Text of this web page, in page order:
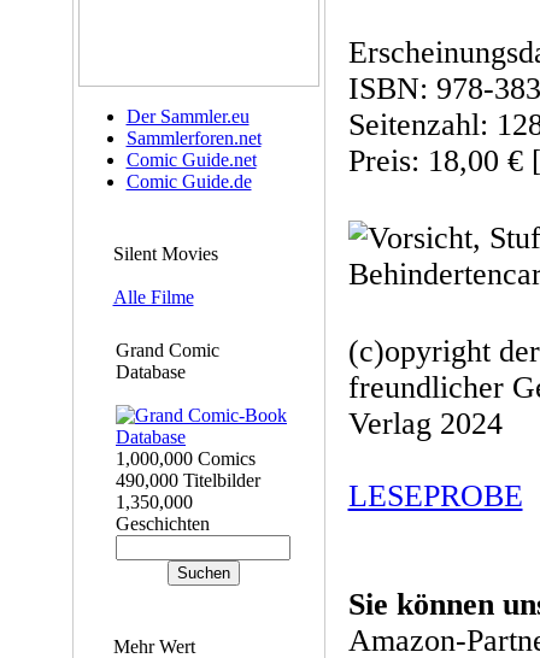
Der Sammler.eu
Sammlerforen.net
Comic Guide.net
Comic Guide.de
Silent Movies
Alle Filme
Grand Comic
Database
1,000,000 Comics
490,000 Titelbilder
1,350,000
Geschichten
Mehr Wert
ISBN: 978-
Seitenzahl:
Preis: 18,00 €
(c)opyright
freundlicher
Verlag 2024
LESEPROBE
Sie können
Amazon-